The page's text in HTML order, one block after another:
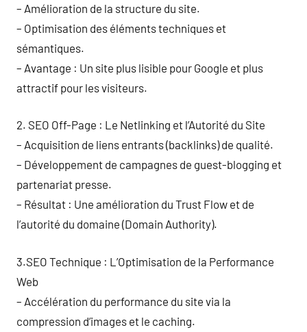
– Amélioration de la structure du site.
– Optimisation des éléments techniques et
sémantiques.
– Avantage : Un site plus lisible pour Google et plus
attractif pour les visiteurs.
2. SEO Off-Page : Le Netlinking et l’Autorité du Site
– Acquisition de liens entrants (backlinks) de qualité.
– Développement de campagnes de guest-blogging et
partenariat presse.
– Résultat : Une amélioration du Trust Flow et de
l’autorité du domaine (Domain Authority).
3.SEO Technique : L’Optimisation de la Performance
Web
– Accélération du performance du site via la
compression d’images et le caching.